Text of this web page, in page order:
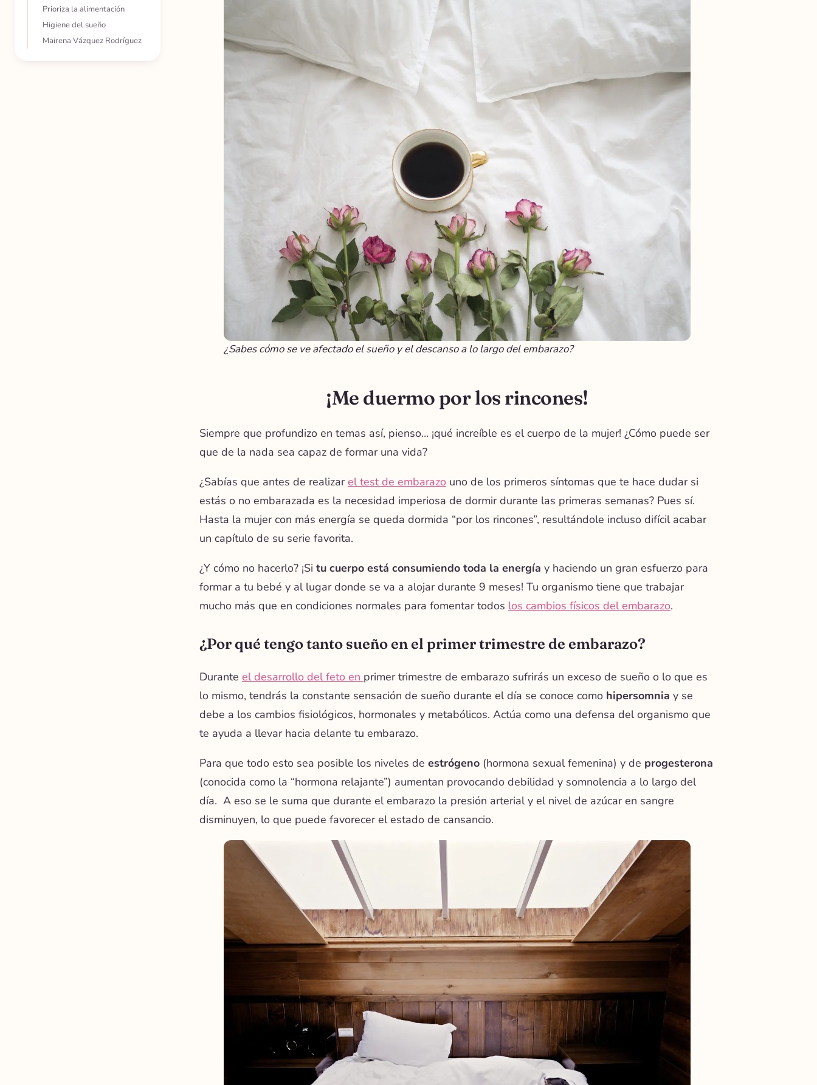
Prioriza la alimentación
Higiene del sueño
Mairena Vázquez Rodríguez
¿Sabes cómo se ve afectado el sueño y el descanso a lo largo del embarazo?
¡Me duermo por los rincones!
Siempre que profundizo en temas así, pienso… ¡qué increíble es el cuerpo de la mujer! ¿Cómo puede ser
que de la nada sea capaz de formar una vida?
¿Sabías que antes de realizarel test de embarazo uno de los primeros síntomas que te hace dudar si
estás o no embarazada es la necesidad imperiosa de dormir durante las primeras semanas? Pues sí.
Hasta la mujer con más energía se queda dormida “por los rincones”, resultándole incluso difícil acabar
un capítulo de su serie favorita.
¿Y cómo no hacerlo? ¡Si tu cuerpo está consumiendo toda la energía y haciendo un gran esfuerzo para
formar a tu bebé y al lugar donde se va a alojar durante 9 meses! Tu organismo tiene que trabajar
mucho más que en condiciones normales para fomentar todos los cambios físicos del embarazo.
¿Por qué tengo tanto sueño en el primer trimestre de embarazo?
Durante el desarrollo del feto en primer trimestre de embarazo sufrirás un exceso de sueño o lo que es
lo mismo, tendrás la constante sensación de sueño durante el día se conoce como hipersomnia y se
debe a los cambios fisiológicos, hormonales y metabólicos. Actúa como una defensa del organismo que
te ayuda a llevar hacia delante tu embarazo.
Para que todo esto sea posible los niveles de estrógeno (hormona sexual femenina) y de progesterona
(conocida como la “hormona relajante”) aumentan provocando debilidad y somnolencia a lo largo del
día. A eso se le suma que durante el embarazo la presión arterial y el nivel de azúcar en sangre
disminuyen, lo que puede favorecer el estado de cansancio.